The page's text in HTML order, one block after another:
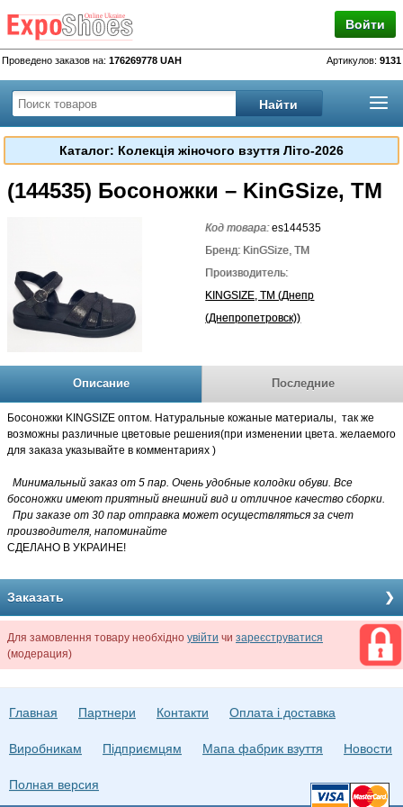
Войти
Проведено заказов на: 176269778 UAH Артикулов: 9131
Каталог: Колекція жіночого взуття Літо-2026
(144535) Босоножки – KinGSize, TM
Код товара:es144535
Бренд: KinGSize, TM
Производитель:
KINGSIZE, TM (Днепр
(Днепропетровск))
Описание Последние
Босоножки KINGSIZE оптом. Натуральные кожаные материалы, так же
возможны различные цветовые решения(при изменении цвета. желаемого
для заказа указывайте в комментариях )
Минимальный заказ от 5 пар. Очень удобные колодки обуви. Все
босоножки имеют приятный внешний вид и отличное качество сборки.
При заказе от 30 пар отправка может осуществляться за счет
производителя, напоминайте
СДЕЛАНО В УКРАИНЕ!
Заказать
Для замовлення товару необхідно увійти чи зареєструватися
(модерация)
Главная Партнери Контакти Оплата і доставка
Виробникам Підприємцям Мапа фабрик взуття Новости
Полная версия